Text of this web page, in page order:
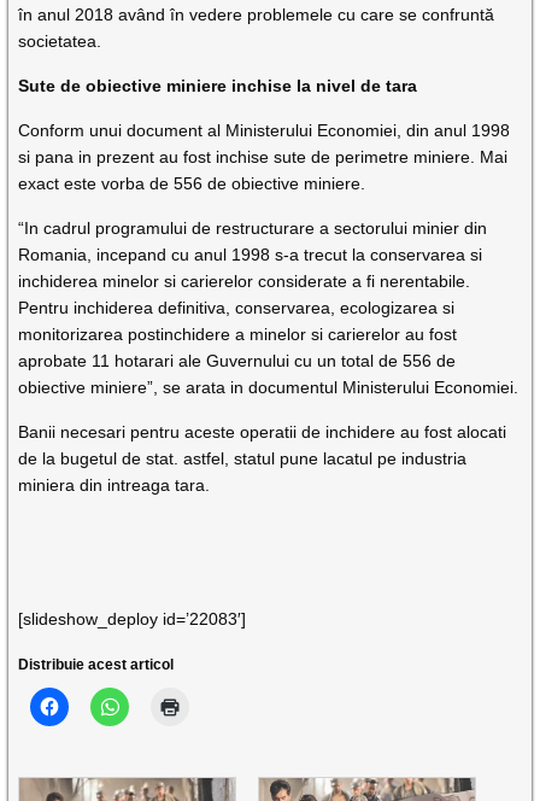
în anul 2018 având în vedere problemele cu care se confruntă
societatea.
Sute de obiective miniere inchise la nivel de tara
Conform unui document al Ministerului Economiei, din anul 1998
si pana in prezent au fost inchise sute de perimetre miniere. Mai
exact este vorba de 556 de obiective miniere.
“In cadrul programului de restructurare a sectorului minier din
Romania, incepand cu anul 1998 s-a trecut la conservarea si
inchiderea minelor si carierelor considerate a fi nerentabile.
Pentru inchiderea definitiva, conservarea, ecologizarea si
monitorizarea postinchidere a minelor si carierelor au fost
aprobate 11 hotarari ale Guvernului cu un total de 556 de
obiective miniere”, se arata in documentul Ministerului Economiei.
Banii necesari pentru aceste operatii de inchidere au fost alocati
de la bugetul de stat. astfel, statul pune lacatul pe industria
miniera din intreaga tara.
[slideshow_deploy id=’22083′]
Distribuie acest articol